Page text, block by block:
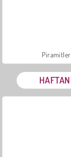
Piramitler